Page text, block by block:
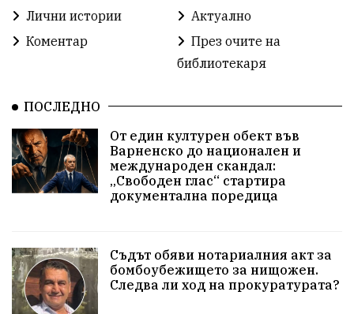
Избори 2026 Дарения
Концерт
едрогабаритни отпадъци
Културни и спортни събития Аспарухово
Безводие пожари Тенис Вълчи дол
Училища Лична инициатива Величие
Приют за кучета Култура и образование
Лични истории
Актуално
Коментар
През очите на
библиотекаря
ПОСЛЕДНО
От един културен обект във
Варненско до национален и
международен скандал:
„Свободен глас“ стартира
документална поредица
Съдът обяви нотариалния акт за
бомбоубежището за нищожен.
Следва ли ход на прокуратурата?